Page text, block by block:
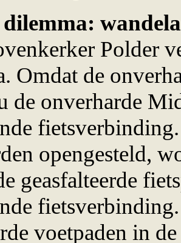
Polder
Omdat de
de onverharde
opengesteld,
geasfalteerde
voetpaden in